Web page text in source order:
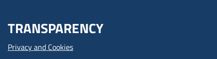
TRANSPARENCY
Privacy and Cookies